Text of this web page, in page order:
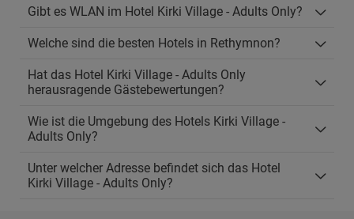
Gibt es WLAN im Hotel Kirki Village - Adults Only?
Welche sind die besten Hotels in Rethymnon?
Hat das Hotel Kirki Village - Adults Only
herausragende Gästebewertungen?
Wie ist die Umgebung des Hotels Kirki Village -
Adults Only?
Unter welcher Adresse befindet sich das Hotel
Kirki Village - Adults Only?